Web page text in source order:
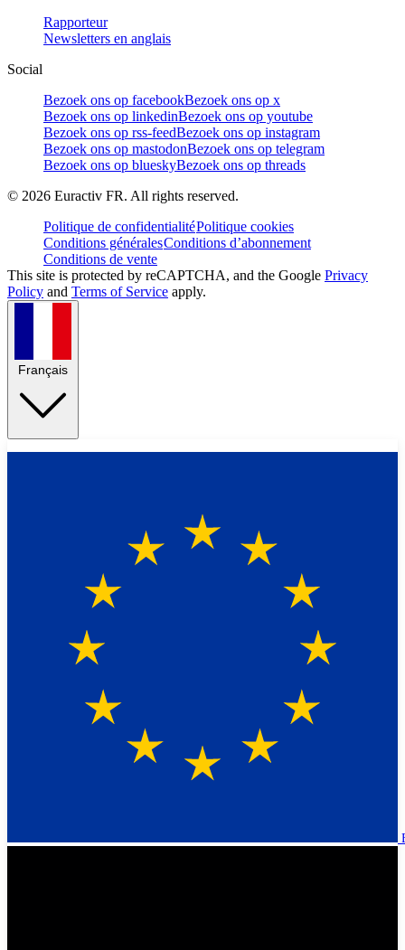
Rapporteur
Newsletters en anglais
Social
Bezoek ons op facebookBezoek ons op x
Bezoek ons op linkedinBezoek ons op youtube
Bezoek ons op rss-feedBezoek ons op instagram
Bezoek ons op mastodonBezoek ons op telegram
Bezoek ons op blueskyBezoek ons op threads
© 2026 Euractiv FR. All rights reserved.
Politique de confidentialitéPolitique cookies
Conditions généralesConditions d’abonnement
Conditions de vente
This site is protected by reCAPTCHA, and the Google Privacy
Policy and Terms of Service apply.
Français